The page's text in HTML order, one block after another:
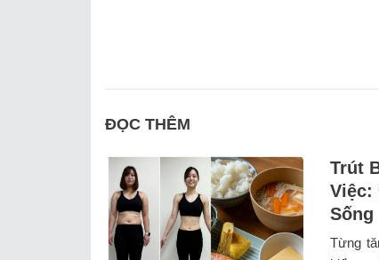
ĐỌC THÊM
Trút
Việc:
Sống
Từng